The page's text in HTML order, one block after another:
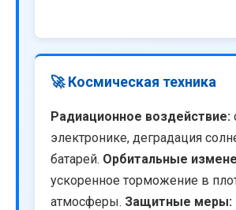
🚀 Космическая техника
Радиационное воздействие:
электронике, деградация
батарей. Орбитальные
ускоренное торможение в
атмосферы. Защитные меры: